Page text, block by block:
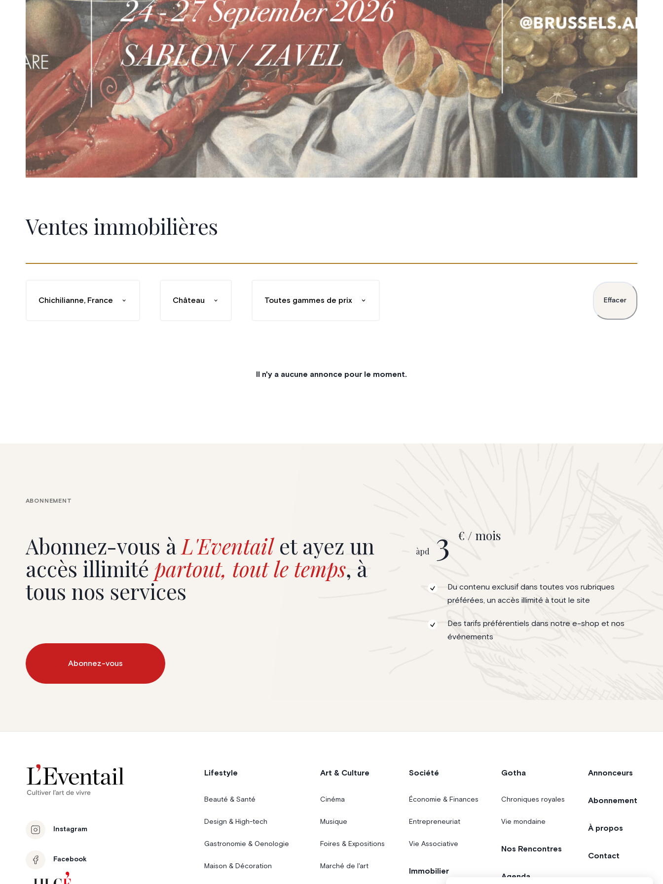
Ventes immobilières
Chichilianne, France Château Toutes gammes de prix Effacer
Il n'y a aucune annonce pour le moment.
Abonnez-vous àL'Eventailet ayez un
accès illimité partout, tout le temps, à
tous nos services
ABONNEMENT
Abonnez-vous
àpd 3 € / mois
Du contenu exclusif dans toutes vos rubriques
préférées, un accès illimité à tout le site
Des tarifs préférentiels dans notre e-shop et nos
événements
Instagram
Facebook
Lifestyle
Beauté & Santé
Design & High-tech
Gastronomie & Oenologie
Maison & Décoration
Art & Culture
Cinéma
Musique
Foires & Expositions
Marché de l'art
Société
Économie & Finances
Entrepreneuriat
Vie Associative
Immobilier
Gotha
Chroniques royales
Vie mondaine
Nos Rencontres
Agenda
Annonceurs
Abonnement
À propos
Contact